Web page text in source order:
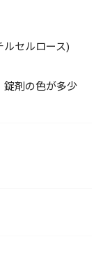
ルセルロース)
錠剤の色が多少